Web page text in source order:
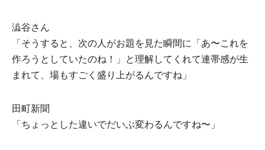
澁⾕さん
「そうすると、次の⼈がお題を⾒た瞬間に「あ〜これを
作ろうとしていたのね！」と理解してくれて連帯感が⽣
まれて、場もすごく盛り上がるんですね」
⽥町新聞
「ちょっとした違いでだいぶ変わるんですね〜」